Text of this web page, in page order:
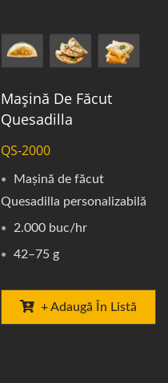
Mașină De Făcut
Quesadilla
QS-2000
Mașină de făcut
Quesadilla personalizabilă
2.000 buc/hr
42–75 g
+ Adaugă În Listă